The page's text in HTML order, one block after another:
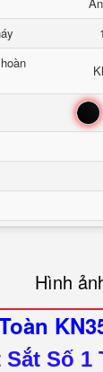
Đen
Hình
Sắt Số 1